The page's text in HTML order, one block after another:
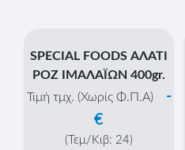
SPECIAL FOODS ΑΛΑΤΙ
ΡΟΖ ΙΜΑΛΑΪΩΝ 400gr.
Τιμή τμχ. (Χωρίς Φ.Π.Α)
-
€
(Τεμ/Κιβ: 24)